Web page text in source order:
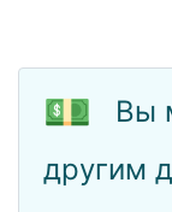
💵
Вы
другим